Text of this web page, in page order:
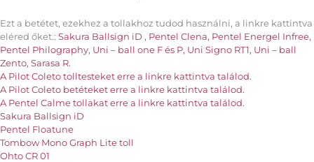
Ezt a betétet, ezekhez a tollakhoz tudod használni, a linkre kattintva
eléred őket.: Sakura Ballsign iD , Pentel Clena, Pentel Energel Infree,
Pentel Philography, Uni – ball one F és P, Uni Signo RT1, Uni – ball
Zento, Sarasa R.
A Pilot Coleto tolltesteket erre a linkre kattintva találod.
A Pilot Coleto betéteket erre a linkre kattintva találod.
A Pentel Calme tollakat erre a linkre kattintva találod.
Sakura Ballsign iD
Pentel Floatune
Tombow Mono Graph Lite toll
Ohto CR 01